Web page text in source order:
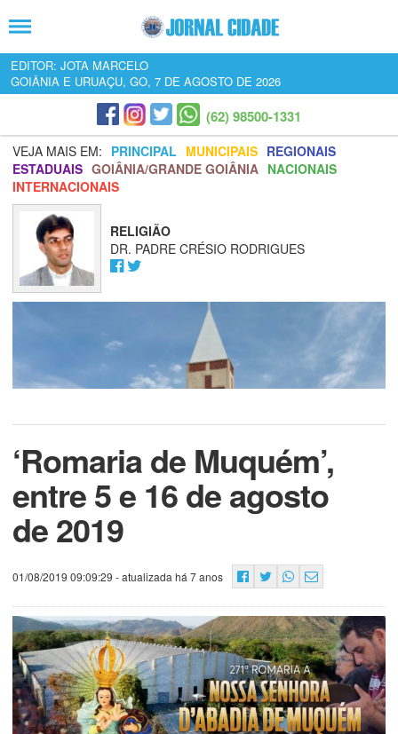
EDITOR: JOTA MARCELO
GOIÂNIA E URUAÇU, GO, 7 DE AGOSTO DE 2026
(62) 98500-1331
VEJA MAIS EM: PRINCIPAL MUNICIPAIS REGIONAIS
ESTADUAIS GOIÂNIA/GRANDE GOIÂNIA NACIONAIS
INTERNACIONAIS
RELIGIÃO
DR. PADRE CRÉSIO RODRIGUES
‘Romaria de Muquém’,
entre 5 e 16 de agosto
de 2019
01/08/2019 09:09:29 - atualizada há 7 anos